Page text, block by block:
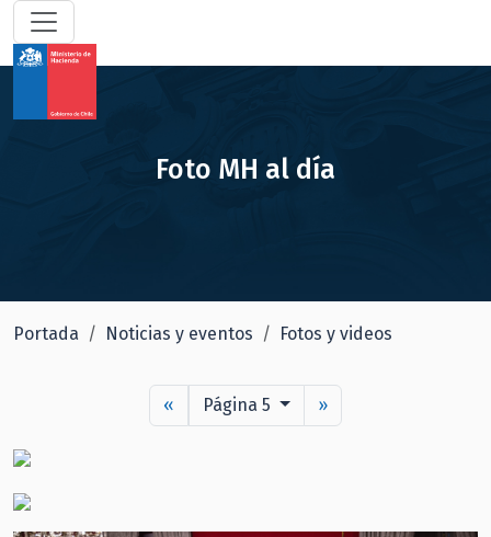
Foto MH al día
Portada Noticias y eventos Fotos y videos
« Página 5 »